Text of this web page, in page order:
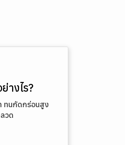
างไร?
ทนกัดกร่อนสูง
วด